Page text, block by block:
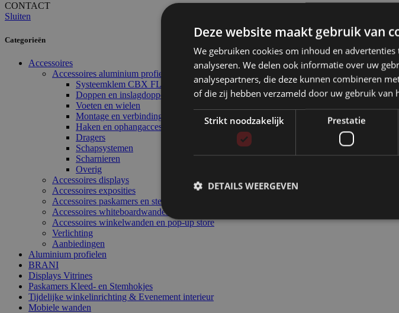
CONTACT
Sluiten
Categorieën
Accessoires
Accessoires aluminium profielen
Systeemklem CBX FLX
Doppen en inslagdoppen
Voeten en wielen
Montage en verbindingen
Haken en ophangaccessoires
Dragers
Schapsystemen
Scharnieren
Overig
Accessoires displays
Accessoires exposities
Accessoires paskamers en stemhokjes
Accessoires whiteboardwanden
Accessoires winkelwanden en pop-up store
Verlichting
Aanbiedingen
Aluminium profielen
BRANI
Displays Vitrines
Paskamers Kleed- en Stemhokjes
Tijdelijke winkelinrichting & Evenement interieur
Mobiele wanden
Deze website maakt gebruik van
We gebruiken cookies om inhoud en
analyseren. We delen ook informatie over uw
analysepartners, die deze kunnen combineren
of die zij hebben verzameld door uw gebruik van
Strikt noodzakelijk Prestatie
DETAILS WEERGEVEN